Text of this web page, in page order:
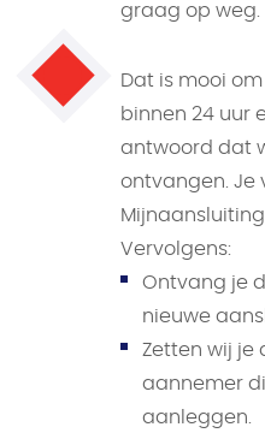
graag op weg.
Dat is mooi
binnen 24 uur
antwoord dat
ontvangen. Je
Vervolgens:
Ontvang je
nieuwe
Zetten wij je
aannemer
aanleggen.